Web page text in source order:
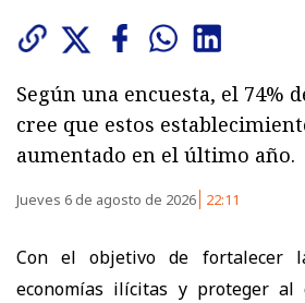
Según una encuesta, el 74%
cree que estos
aumentado en el último año.
Jueves 6 de agosto de 2026 22:11
Con el objetivo de fortalecer
economías ilícitas y proteger al